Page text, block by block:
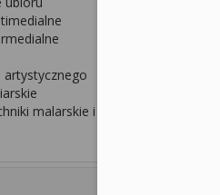
artystycznego
malarskie i pozłotnicze